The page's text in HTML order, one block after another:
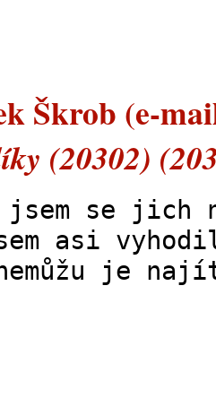
Škrob (e-
(20302)
jsem se
asi
je